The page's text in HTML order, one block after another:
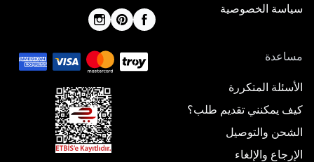
سياسة الخصوصية
مساعدة
الأسئلة المتكررة
كيف يمكنني تقديم طلب؟
الشحن والتوصيل
الإرجاع والإلغاء